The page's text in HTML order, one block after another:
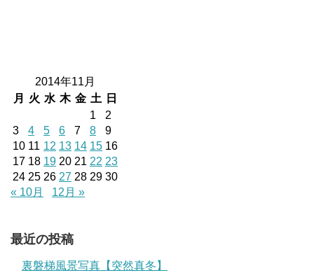
2014年11月
月
火 水 木 金 土 日
1
2
3
4 5 6 7 8
9
10 11 12 13 14 15 16
17 18 19 20 21 22 23
24 25 26 27 28 29 30
« 10月
12月 »
最近の投稿
裏磐梯風景写真【突然真冬】